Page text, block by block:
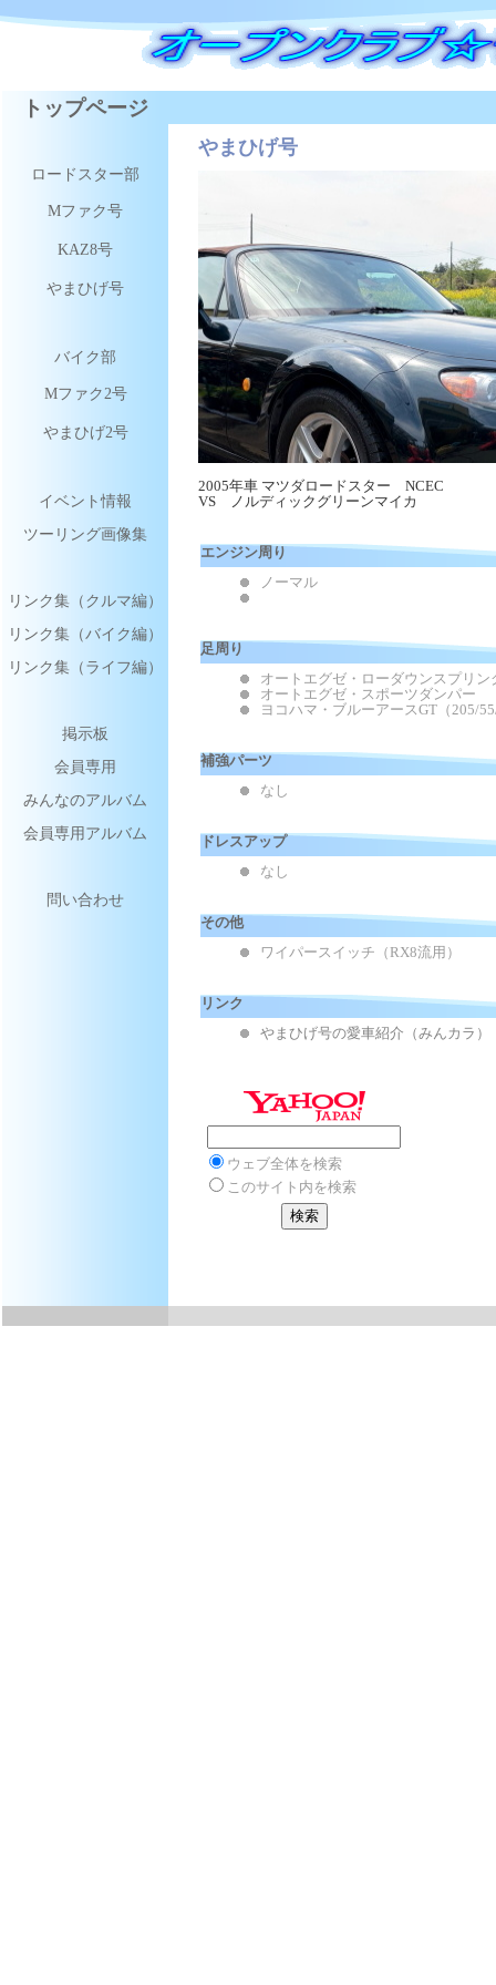
トップページ
ロードスター部
Mファク号
KAZ8号
やまひげ号
バイク部
Mファク2号
やまひげ2号
イベント情報
ツーリング画像集
リンク集（クルマ編）
リンク集（バイク編）
リンク集（ライフ編）
掲示板
会員専用
みんなのアルバム
会員専用アルバム
問い合わせ
やまひげ号
2005年車 マツダロードスター NCEC
VS ノルディックグリーンマイカ
エンジン周り
ノーマル
足周り
オートエグゼ・ローダウンスプリン
オートエグゼ・スポーツダンパー
ヨコハマ・ブルーアースGT（205/
補強パーツ
なし
ドレスアップ
なし
その他
ワイパースイッチ（RX8流用）
リンク
やまひげ号の愛車紹介（みんカラ）
ウェブ全体を検索
このサイト内を検索